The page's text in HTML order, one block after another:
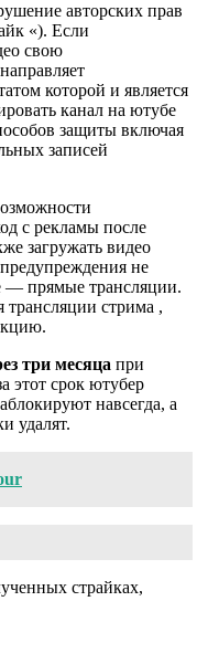
авторских прав
«). Если
свою
которой и является
канал на ютубе
защиты включая
записей
с рекламы после
загружать видео
не
— прямые трансляции.
стрима ,
три месяца при
этот срок ютубер
навсегда, а
удалят.
страйках,